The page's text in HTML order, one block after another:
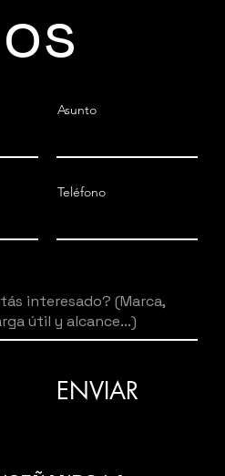
Asunto
Teléfono
ENVIAR